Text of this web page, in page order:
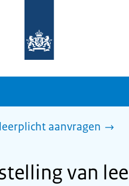
homepage
sdg.rijksoverheid.nl
aanvragen
van